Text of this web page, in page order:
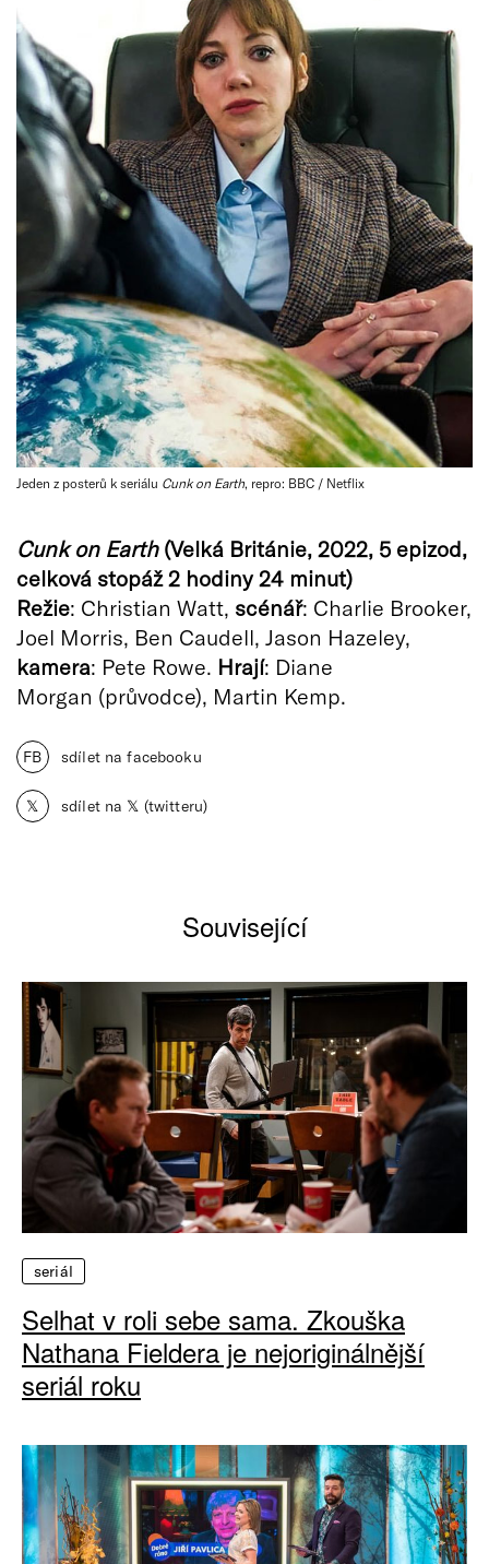
Jeden z posterů k seriálu Cunk on Earth, repro: BBC / Netflix
Cunk on Earth(Velká Británie, 2022, 5 epizod,
celková stopáž 2 hodiny 24 minut)
Režie: Christian Watt, scénář: Charlie Brooker,
Joel Morris, Ben Caudell, Jason Hazeley,
kamera: Pete Rowe. Hrají: Diane
Morgan (průvodce), Martin Kemp.
FB sdílet na facebooku
𝕏 sdílet na 𝕏 (twitteru)
Související
seriál
Selhat v roli sebe sama. Zkouška
Nathana Fieldera je nejoriginálnější
seriál roku